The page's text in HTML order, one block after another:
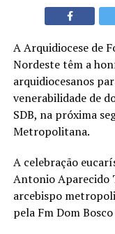
A Arquidiocese de
Nordeste têm a
arquidiocesanos
venerabilidade de
SDB, na próxima
Metropolitana.
A celebração
Antonio Aparecido
arcebispo
pela Fm Dom